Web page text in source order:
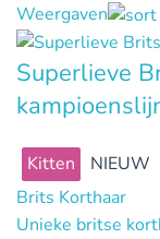
Weergaven
Superlieve
Kitten
NIEUW
Brits Korthaar
Unieke britse